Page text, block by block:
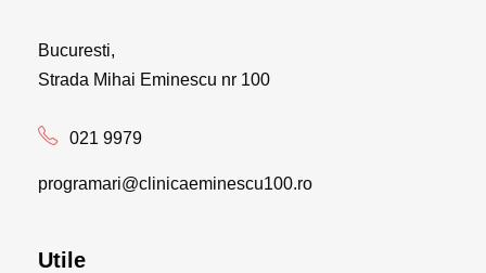
Bucuresti,
Strada Mihai Eminescu nr 100
021 9979
programari@clinicaeminescu100.ro
Utile